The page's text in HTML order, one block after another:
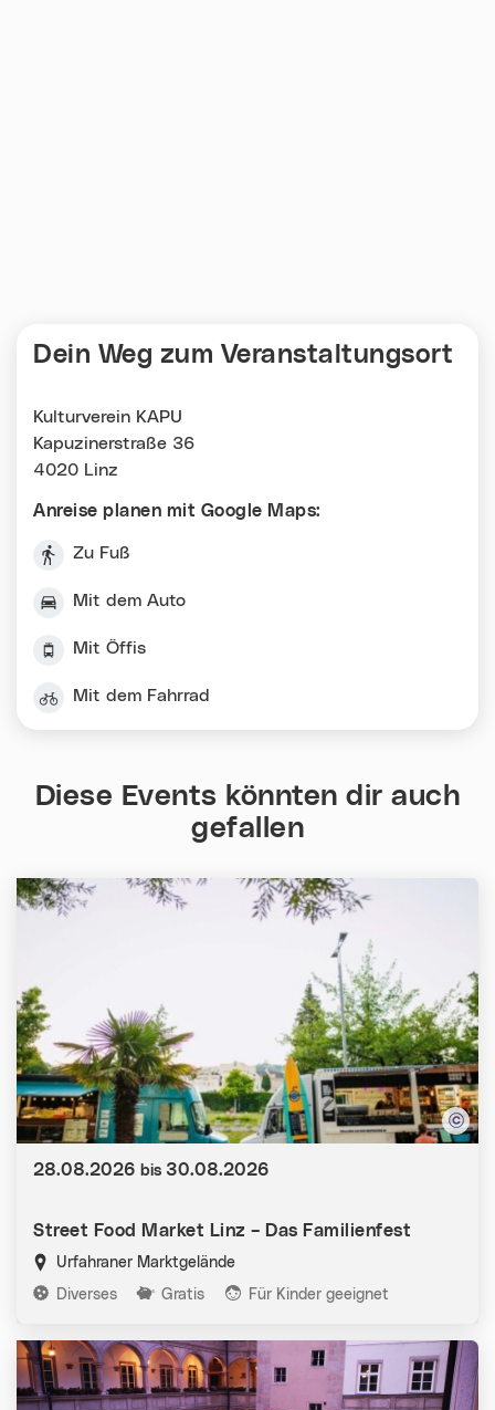
Dein Weg zum Veranstaltungsort
Kulturverein KAPU
Kapuzinerstraße 36
4020 Linz
Anreise planen mit Google Maps:
Zu Fuß
Mit dem Auto
Mit Öffis
Mit dem Fahrrad
Diese Events könnten dir auch
gefallen
Street Food Market Linz – Das Familienfest
Urfahraner Marktgelände
Kategorien:
Diverses Gratis Für Kinder geeignet
Datum:
28.08.2026 bis 30.08.2026